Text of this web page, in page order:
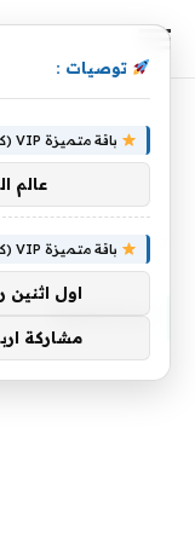
الرئيسية »مجتمعية
مجتمعية
توصيات :
باقة متميزة VIP (كود: AA86842):
عالم
باقة متميزة VIP (كود: AA38045):
اول اثنين
مشاركة